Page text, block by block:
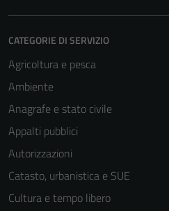
CATEGORIE DI SERVIZIO
Agricoltura e pesca
Ambiente
Anagrafe e stato civile
Appalti pubblici
Autorizzazioni
Catasto, urbanistica e SUE
Cultura e tempo libero